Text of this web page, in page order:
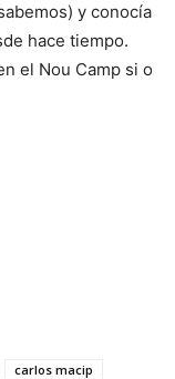
y conocía
hace tiempo.
el Nou Camp si o
carlos macip